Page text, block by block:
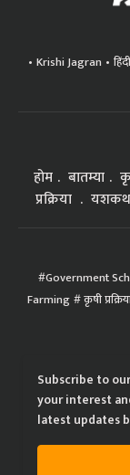
Krishi Jagran हिंदी
होम बातम्या
प्रक्रिया
Government
Farming कृषी
Subscribe to
your interest
latest updates